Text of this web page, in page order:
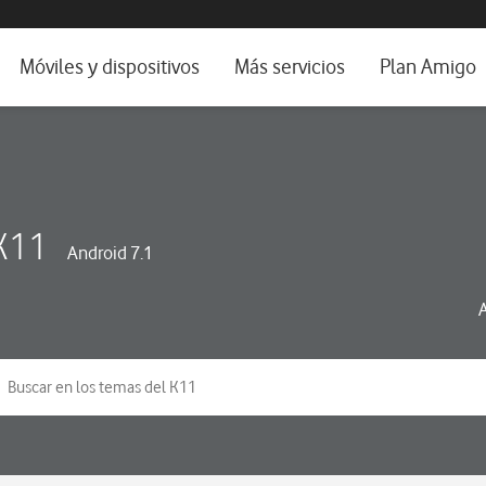
e idioma
Móviles y dispositivos Más servicios Plan Amigo
Android 7.1